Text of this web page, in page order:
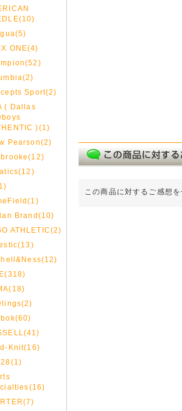
ONE(4)
Sport(2)
( Dallas
)(1)
Pearson(2)
Brand(10)
ATHLETIC(2)
Knit(16)
この商品に対するご感想を